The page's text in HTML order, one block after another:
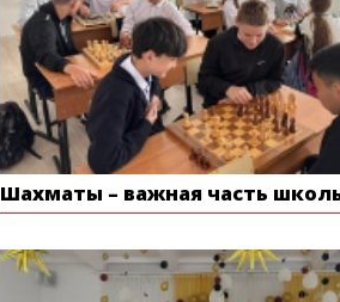
Шахматы – важная часть